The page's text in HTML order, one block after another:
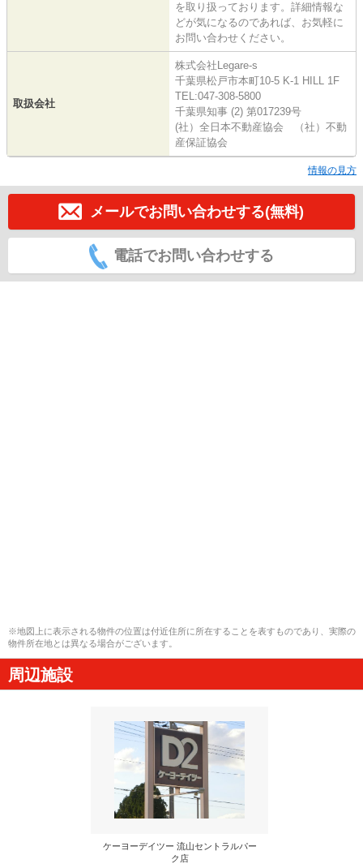
を取り扱っております。詳細情報な
どが気になるのであれば、お気軽に
お問い合わせください。
取扱会社
株式会社Legare-s
千葉県松戸市本町10-5 K-1 HILL 1F
TEL:047-308-5800
千葉県知事 (2) 第017239号
(社）全日本不動産協会 （社）不動
産保証協会
情報の見方
メールでお問い合わせする(無料)
電話でお問い合わせする
※地図上に表示される物件の位置は付近住所に所在することを表すものであり、実際の
物件所在地とは異なる場合がございます。
周辺施設
ケーヨーデイツー 流山セントラルパー
ク店